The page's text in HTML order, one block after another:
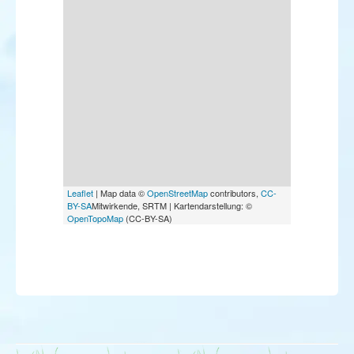
Leaflet | Map data ©OpenStreetMapcontributors, CC-
BY-SAMitwirkende, SRTM | Kartendarstellung: ©
OpenTopoMap (CC-BY-SA)